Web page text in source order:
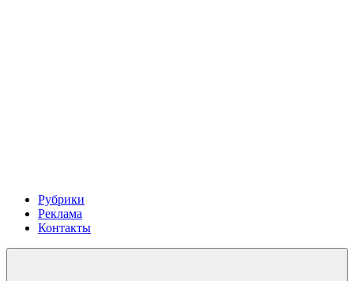
Рубрики
Реклама
Контакты